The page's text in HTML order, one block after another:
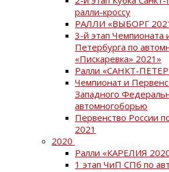
ралли-кроссу
РАЛЛИ «ВЫБОРГ
3-й этап Чемпионата
Петербурга по
«Пискаревка» 2021»
Ралли «САНКТ-
Чемпионат и
Западного
автомногоборью
Первенство России
2021
2020
Ралли «КАРЕЛИЯ
1 этап ЧиП СПб по